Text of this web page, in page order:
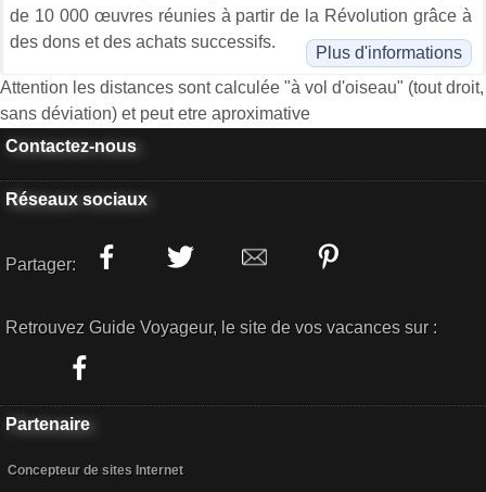
de 10 000 œuvres réunies à partir de la Révolution grâce à
des dons et des achats successifs.
Plus d'informations
Attention les distances sont calculée "à vol d'oiseau" (tout droit,
sans déviation) et peut etre aproximative
Contactez-nous
Réseaux sociaux
Partager:
Retrouvez Guide Voyageur, le site de vos vacances sur :
Partenaire
Concepteur de sites Internet